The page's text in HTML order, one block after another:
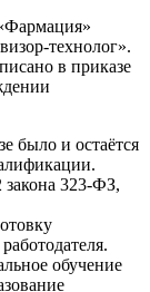
технолог».
в приказе
было и остаётся
323‑ФЗ,
обучение